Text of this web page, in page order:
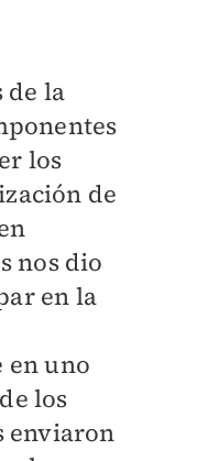
de la
los
de
nos dio
en la
en uno
los
enviaron